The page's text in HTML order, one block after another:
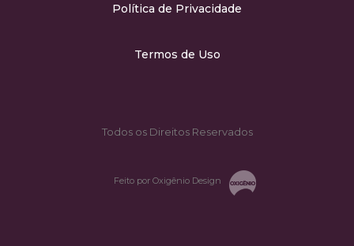
Política de Privacidade
Termos de Uso
Todos os Direitos Reservados
Feito por Oxigênio Design